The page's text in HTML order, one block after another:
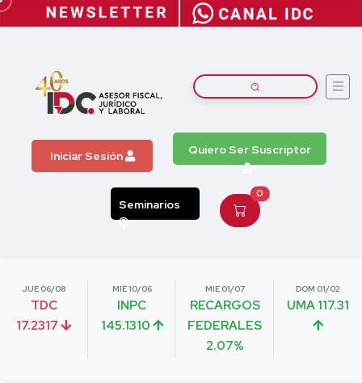
Iniciar Sesión Quiero Ser Suscriptor
Seminarios
0
JUE 06/08
TDC
17.2317
MIE 10/06
INPC
145.1310
MIE 01/07
RECARGOS
FEDERALES
2.07%
DOM 01/02
UMA 117.31